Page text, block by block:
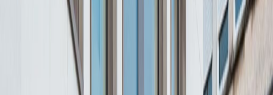
Gute Verkehrsanbindung
Tagungsräume